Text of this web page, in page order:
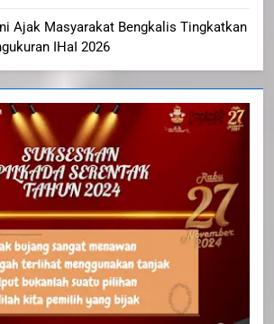
Ajak Masyarakat Bengkalis Tingkatkan
IHaI 2026